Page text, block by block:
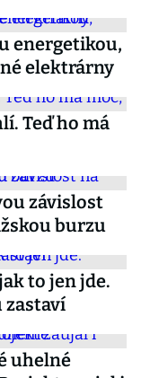
energetikou,
elektrárny
Teď ho má
závislost
burzu
to jen jde.
zastaví
uhelné